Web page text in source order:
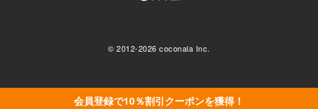
会員登録で10％割引クーポンを獲得！